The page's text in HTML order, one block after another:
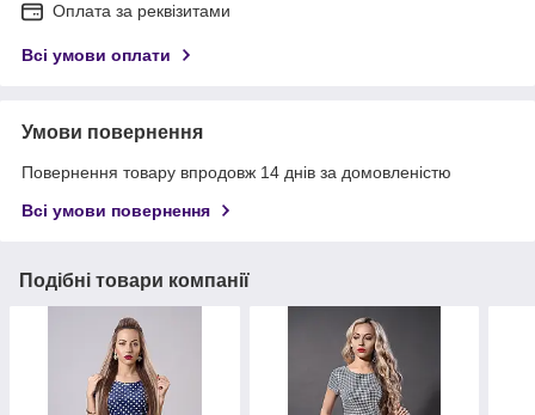
Оплата за реквізитами
Всі умови оплати
Умови повернення
Повернення товару впродовж 14 днів за домовленістю
Всі умови повернення
Подібні товари компанії